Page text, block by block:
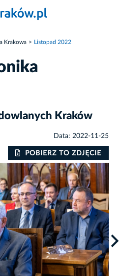
Krakowa Listopad 2022
Kraków
Data: 2022-11-25
POBIERZ TO ZDJĘCIE